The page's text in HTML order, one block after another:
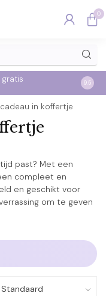
0
Op
9.5
in koffertje
past? Met een
compleet en
en geschikt voor
om te geven